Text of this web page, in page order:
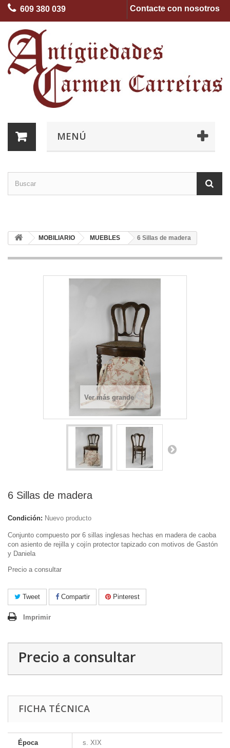
Contacte con nosotros
609 380 039
MENÚ
MOBILIARIO MUEBLES 6 Sillas de madera
Ver más grande
6 Sillas de madera
Condición: Nuevo producto
Conjunto compuesto por 6 sillas inglesas hechas en madera de caoba
con asiento de rejilla y cojín protector tapizado con motivos de Gastón
y Daniela
Precio a consultar
Tweet Compartir Pinterest
Imprimir
Precio a consultar
FICHA TÉCNICA
Época s. XIX